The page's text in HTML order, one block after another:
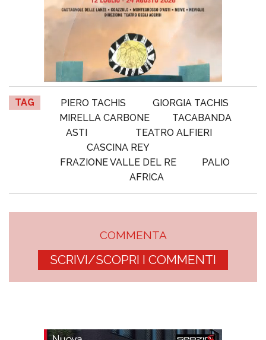
TAG PIERO TACHIS
GIORGIA TACHIS
MIRELLA CARBONE
TACABANDA
ASTI
TEATRO ALFIERI
CASCINA REY
FRAZIONE VALLE DEL RE
PALIO
AFRICA
COMMENTA
SCRIVI/SCOPRI I COMMENTI